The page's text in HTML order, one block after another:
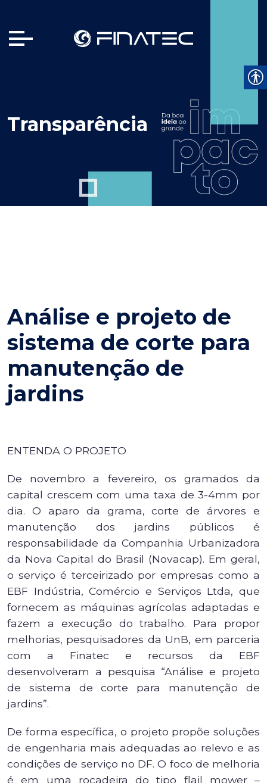
Transparência
Análise e projeto de
sistema de corte para
manutenção de
jardins
ENTENDA O PROJETO
De novembro a fevereiro, os gramados da
capital crescem com uma taxa de 3-4mm por
dia. O aparo da grama, corte de árvores e
manutenção dos jardins públicos é
responsabilidade da Companhia Urbanizadora
da Nova Capital do Brasil (Novacap). Em geral,
o serviço é terceirizado por empresas como a
EBF Indústria, Comércio e Serviços Ltda, que
fornecem as máquinas agrícolas adaptadas e
fazem a execução do trabalho. Para propor
melhorias, pesquisadores da UnB, em parceria
com a Finatec e recursos da EBF
desenvolveram a pesquisa “Análise e projeto
de sistema de corte para manutenção de
jardins”.
De forma específica, o projeto propõe soluções
de engenharia mais adequadas ao relevo e as
condições de serviço no DF. O foco de melhoria
é em uma roçadeira do tipo flail mower –